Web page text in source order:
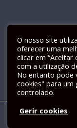
GALILEU
O nosso site
oferecer uma
clicar em “Aceitar
com a utilização
No entanto pode
cookies" para um
controlado.
Gerir cookies